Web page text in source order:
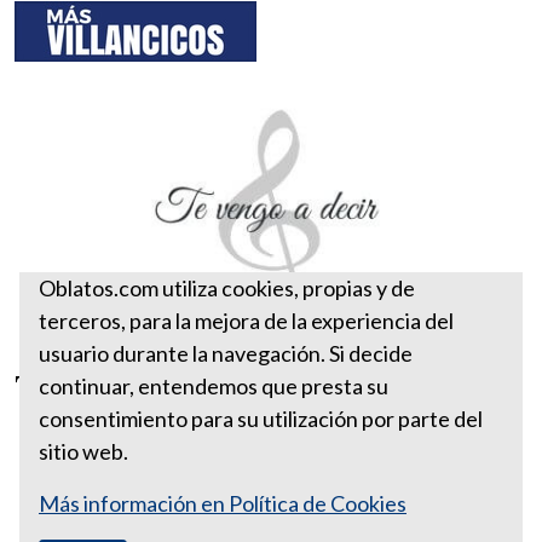
Te vengo a decir
Oblatos.com utiliza cookies, propias y de
terceros, para la mejora de la experiencia del
usuario durante la navegación. Si decide
continuar, entendemos que presta su
consentimiento para su utilización por parte del
sitio web.
Más información en Política de Cookies